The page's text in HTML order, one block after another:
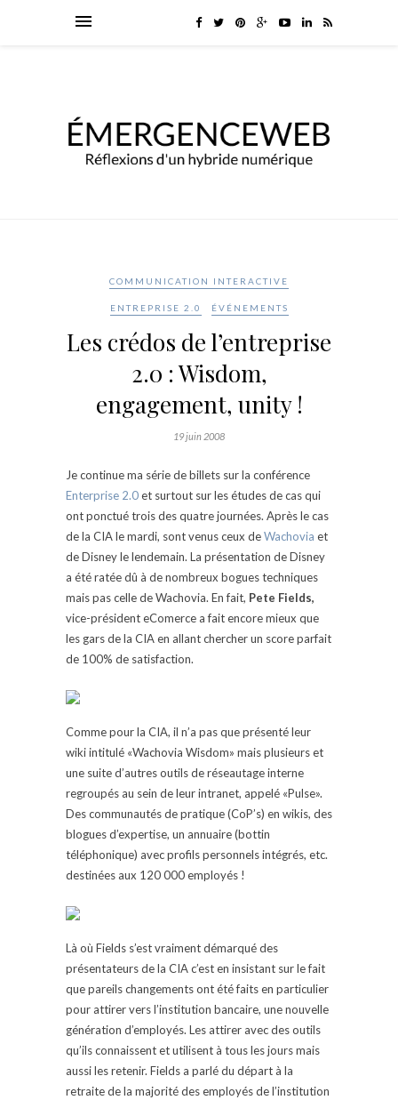
COMMUNICATION INTERACTIVE
ENTREPRISE 2.0 ÉVÉNEMENTS
Les crédos de l’entreprise
2.0 : Wisdom,
engagement, unity !
19 juin 2008
Je continue ma série de billets sur la conférence
Enterprise 2.0et surtout sur les études de cas qui
ont ponctué trois des quatre journées. Après le cas
de la CIA le mardi, sont venus ceux deWachovia et
de Disney le lendemain. La présentation de Disney
a été ratée dû à de nombreux bogues techniques
mais pas celle de Wachovia. En fait, Pete Fields,
vice-président eComerce a fait encore mieux que
les gars de la CIA en allant chercher un score parfait
de 100% de satisfaction.
Comme pour la CIA, il n’a pas que présenté leur
wiki intitulé «Wachovia Wisdom» mais plusieurs et
une suite d’autres outils de réseautage interne
regroupés au sein de leur intranet, appelé «Pulse».
Des communautés de pratique (CoP’s) en wikis, des
blogues d’expertise, un annuaire (bottin
téléphonique) avec profils personnels intégrés, etc.
destinées aux 120 000 employés !
Là où Fields s’est vraiment démarqué des
présentateurs de la CIA c’est en insistant sur le fait
que pareils changements ont été faits en particulier
pour attirer vers l’institution bancaire, une nouvelle
génération d’employés. Les attirer avec des outils
qu’ils connaissent et utilisent à tous les jours mais
aussi les retenir. Fields a parlé du départ à la
retraite de la majorité des employés de l’institution